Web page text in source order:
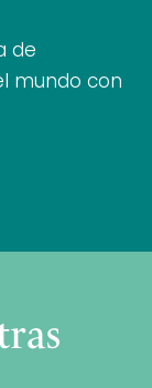
de
mundo con